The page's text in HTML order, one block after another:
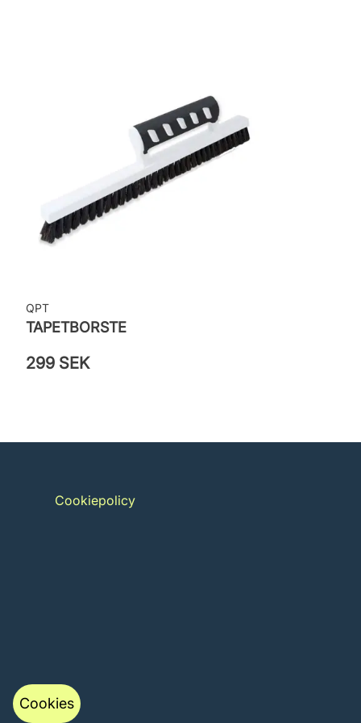
QPT
TAPETBORSTE
299 SEK
Cookiepolicy
Cookies